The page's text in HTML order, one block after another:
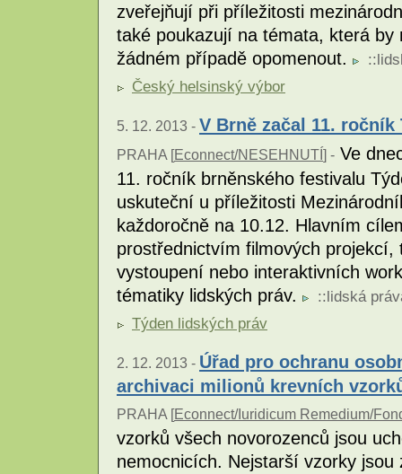
zveřejňují při příležitosti
také poukazují na témata, která by
žádném případě opomenout.
::
Český helsinský výbor
5. 12. 2013 - V Brně začal 11.
PRAHA [Econnect/NESEHNUTÍ ] - Ve
11. ročník brněnského festivalu
uskuteční u příležitosti
každoročně na 10.12. Hlavním
prostřednictvím filmových
vystoupení nebo interaktivních
tématiky lidských práv.
::lidská
Týden lidských práv
2. 12. 2013 - Úřad pro ochranu
archivaci milionů krevních
PRAHA [Econnect/Iuridicum Remedium/
vzorků všech novorozenců jsou
nemocnicích. Nejstarší vzorky